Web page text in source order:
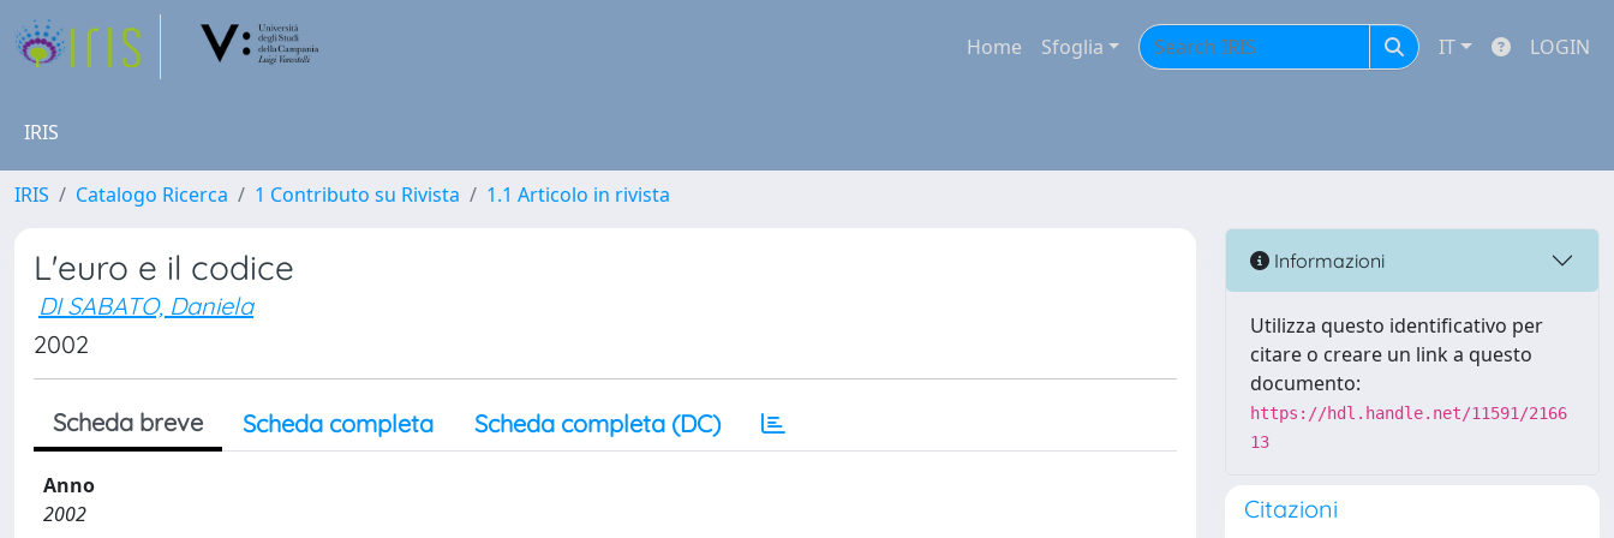
Home Sfoglia IT LOGIN
IRIS
IRIS Catalogo Ricerca 1 Contributo su Rivista 1.1 Articolo in rivista
L'euro e il codice
DI SABATO, Daniela
2002
Scheda breve Scheda completa Scheda completa (DC)
Anno
2002
Informazioni
Utilizza questo identificativo per
citare o creare un link a questo
documento:
https://hdl.handle.net/11591/2166
13
Citazioni